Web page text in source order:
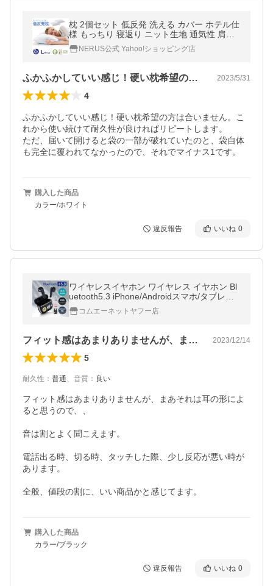
枕 2個セット 低反発 洗える カバー ホテル仕
様 もっちり 寝返り ニット生地 通気性 肩こ
り 71cm×51cm Lサイズ 横向き 肩こり軽減
ウレタン まくら ピロー 安眠
NERUS公式 Yahoo!ショッピング店
ふかふかしていい感じ！硬い枕希望の方は… 2023/5/31
4
ふかふかしていい感じ！硬い枕希望の方は合いません。こ
れから使い続けて耐久性が良ければリピートします。
ただ、届いて開けると袋の一部が破れていたのと、袋自体
も完全に覆われてなかったので、それでマイナス1です。
購入した商品
カラー/ホワイト
違反報告 いいね 0
ワイヤレスイヤホン ワイヤレス イヤホン Bl
uetooth5.3 iPhone/Androidスマホ/タブレッ
ト 互換性ある 軽量 HiFi 防水 日本語取扱説
明書コムエーネットヤフー店
フィット感はあまりありませんが、まあそ… 2023/12/14
5
耐久性 ： 普通、 音質 ： 良い
フィット感はあまりありませんが、まあそれは耳の形によ
ると思うので、、
音は割とよく聞こえます。
電話出る時、切る時、タッチした際、少し反応が悪い時が
あります。
購入した商品
カラー/ブラック
違反報告 いいね 0